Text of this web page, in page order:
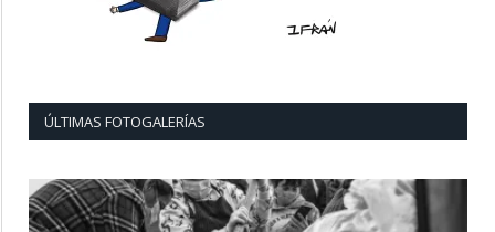
ÚLTIMAS FOTOGALERÍAS